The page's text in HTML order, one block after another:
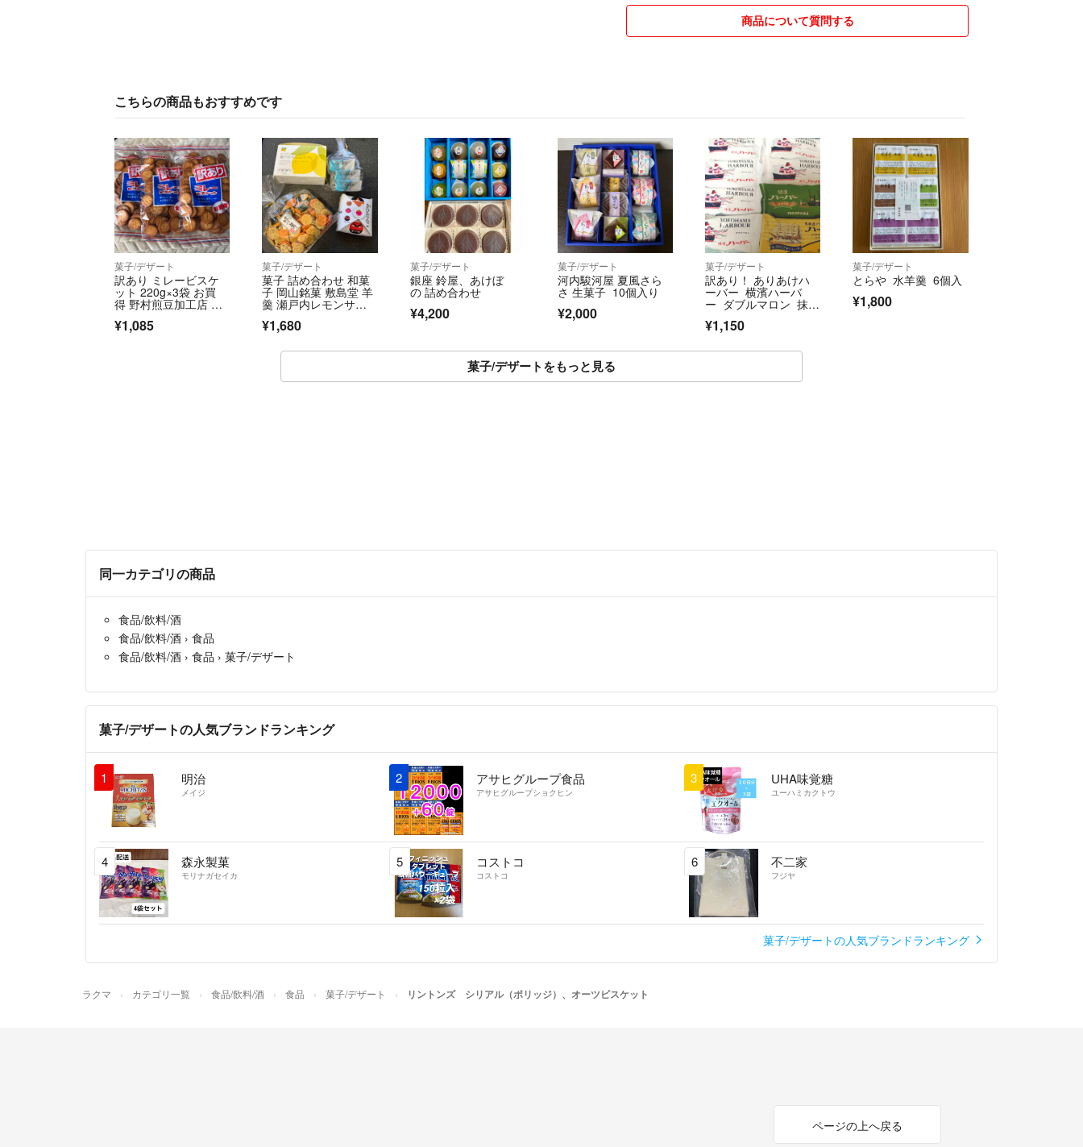
商品について質問する
こちらの商品もおすすめです
菓子/デザート
訳あり ミレービスケ
ット 220g×3袋 お買
得 野村煎豆加工店 お
¥1,085
菓子/デザート
菓子 詰め合わせ 和菓
子 岡山銘菓 敷島堂 羊
羹 瀬戸内レモンサブ
石 せんべい
¥1,680
菓子/デザート
銀座 鈴屋、あけぼ
の 詰め合わせ
¥4,200
菓子/デザート
河内駿河屋 夏風さら
さ 生菓子 10個入り
¥2,000
菓子/デザート
訳あり！ ありあけハ
ーバー 横濱ハーバ
ー ダブルマロン 抹茶
ク 焼き菓子 アウトレ
¥1,150
菓子/デザート
とらや 水羊羹 6個入
¥1,800
菓子/デザートをもっと見る
同一カテゴリの商品
食品/飲料/酒
食品/飲料/酒 › 食品
食品/飲料/酒 › 食品 › 菓子/デザート
菓子/デザートの人気ブランドランキング
1 明治
メイジ
2 アサヒグループ食品
アサヒグループショクヒン
3 UHA味覚糖
ユーハミカクトウ
4 森永製菓
モリナガセイカ
5 コストコ
コストコ
6 不二家
フジヤ
菓子/デザートの人気ブランドランキング
ラクマ カテゴリ一覧 食品/飲料/酒 食品 菓子/デザート リントンズ シリアル（ポリッジ）、オーツビスケット
ページの上へ戻る